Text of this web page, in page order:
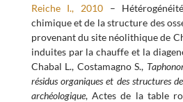
Reiche I., 2010 –
chimique et de la structure des
provenant du site néolithique de
induites par la chauffe et la
Chabal L., Costamagno S.,
résidus organiques et des structures
archéologique, Actes de la table